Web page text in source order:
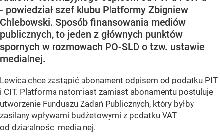
- powiedział szef klubu Platformy Zbigniew
Chlebowski. Sposób finansowania mediów
publicznych, to jeden z głównych punktów
spornych w rozmowach PO-SLD o tzw. ustawie
medialnej.
Lewica chce zastąpić abonament odpisem od podatku PIT
i CIT. Platforma natomiast zamiast abonamentu postuluje
utworzenie Funduszu Zadań Publicznych, który byłby
zasilany wpływami budżetowymi z podatku VAT
od działalności medialnej.